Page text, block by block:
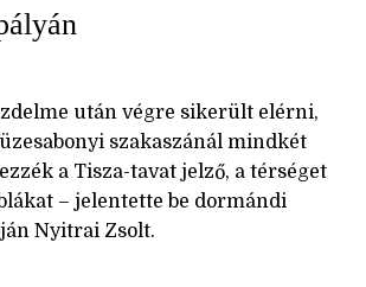
után végre sikerült elérni,
szakaszánál mindkét
a Tisza-tavat jelző, a térséget
– jelentette be dormándi
Nyitrai Zsolt.